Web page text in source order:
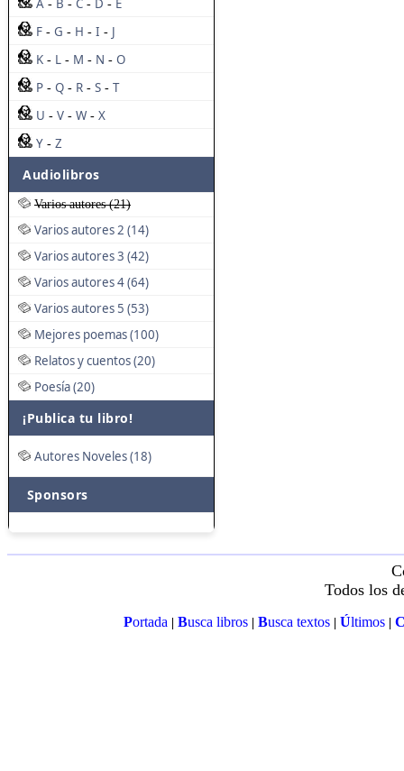
A - B - C - D - E
F - G - H - I - J
K - L - M - N - O
P - Q - R - S - T
U - V - W - X
Y - Z
Audiolibros
Varios autores (21)
Varios autores 2 (14)
Varios autores 3 (42)
Varios autores 4 (64)
Varios autores 5 (53)
Mejores poemas (100)
Relatos y cuentos (20)
Poesía (20)
¡Publica tu libro!
Autores Noveles (18)
Sponsors
Todos los
Portada| Busca libros| Busca textos| Últimos|